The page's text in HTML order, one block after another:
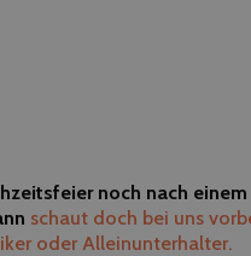
noch nach
schaut doch bei uns
oder Alleinunterhalter.